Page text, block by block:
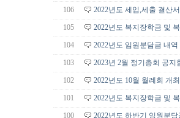
106 2022년도 세입,세출 결산서
105 2022년도 복지장학금 및
104 2022년도 임원분담금 내역
103 2023년 2월 정기총회 공지
102 2022년도 10월 월례회 개
101 2022년도 복지장학금 및
100 2022년도 하반기 임원분